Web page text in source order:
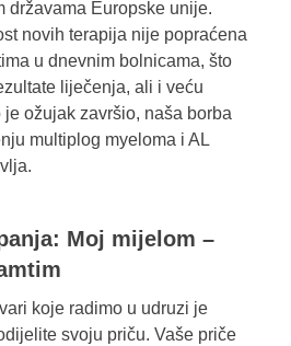
državama Europske unije.
novih terapija nije popraćena
u dnevnim bolnicama, što
liječenja, ali i veću
je ožujak završio, naša borba
multiplog myeloma i AL
Moj mijelom –
koje radimo u udruzi je
svoju priču. Vaše priče